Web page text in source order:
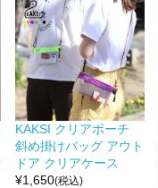
KAKSI クリアポーチ
斜め掛けバッグ アウト
ドア クリアケース
¥1,650(税込)